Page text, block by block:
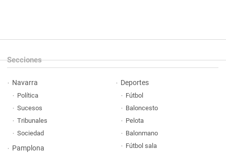
Secciones
Navarra
Política
Sucesos
Tribunales
Sociedad
Pamplona
Deportes
Fútbol
Baloncesto
Pelota
Balonmano
Fútbol sala